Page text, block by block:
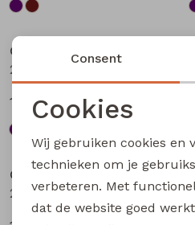
City Life
13,49
17,99
Sale
City Life
214289 W20030 dames T-shirt km Kit
Noodzakelijke cookies
Analytische cookies
Consent
Cookies
Wij gebruiken cookies en
technieken om je
verbeteren. Met
dat de website goed